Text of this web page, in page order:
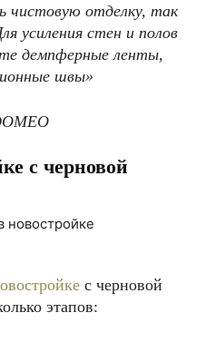
чистовую отделку, так
усиления стен и полов
демпферные ленты,
швы»
с черновой
с черновой
этапов: